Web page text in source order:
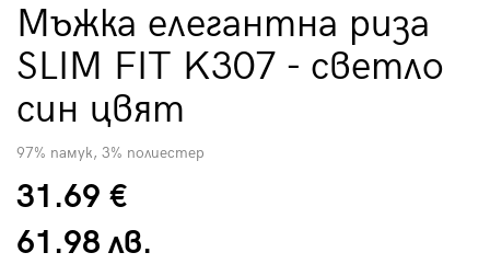
Мъжка елегантна риза
SLIM FIT K307 - светло
син цвят
97% памук, 3% полиестер
31.69 €
61.98 лв.